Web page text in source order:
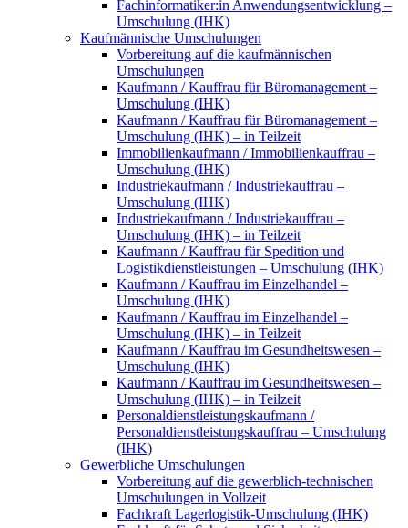
Fachinformatiker:in Anwendungsentwicklung –
Umschulung (IHK)
Kaufmännische Umschulungen
Vorbereitung auf die kaufmännischen
Umschulungen
Kaufmann / Kauffrau für Büromanagement –
Umschulung (IHK)
Kaufmann / Kauffrau für Büromanagement –
Umschulung (IHK) – in Teilzeit
Immobilienkaufmann / Immobilienkauffrau –
Umschulung (IHK)
Industriekaufmann / Industriekauffrau –
Umschulung (IHK)
Industriekaufmann / Industriekauffrau –
Umschulung (IHK) – in Teilzeit
Kaufmann / Kauffrau für Spedition und
Logistikdienstleistungen – Umschulung (IHK)
Kaufmann / Kauffrau im Einzelhandel –
Umschulung (IHK)
Kaufmann / Kauffrau im Einzelhandel –
Umschulung (IHK) – in Teilzeit
Kaufmann / Kauffrau im Gesundheitswesen –
Umschulung (IHK)
Kaufmann / Kauffrau im Gesundheitswesen –
Umschulung (IHK) – in Teilzeit
Personaldienstleistungskaufmann /
Personaldienstleistungskauffrau – Umschulung
(IHK)
Gewerbliche Umschulungen
Vorbereitung auf die gewerblich-technischen
Umschulungen in Vollzeit
Fachkraft Lagerlogistik-Umschulung (IHK)